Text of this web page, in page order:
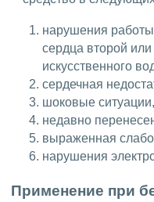
нарушения работы
сердца второй или
искусственного
сердечная
шоковые
недавно
выраженная
нарушения
Применение при